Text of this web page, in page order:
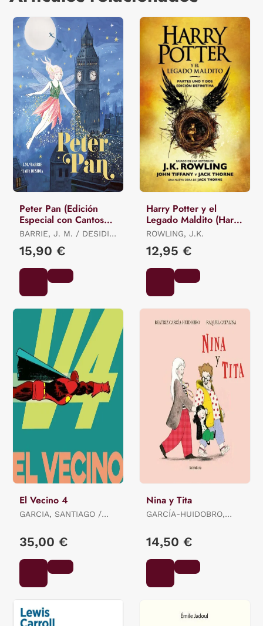
Peter Pan (Edición
Especial con Cantos
Tintados)
BARRIE, J. M. / DESIDIA,
15,90 €
Harry Potter y el
Legado Maldito (Harry
Potter 8)
ROWLING, J.K.
12,95 €
El Vecino 4
GARCIA, SANTIAGO /
35,00 €
Nina y Tita
GARCÍA-HUIDOBRO,
14,50 €